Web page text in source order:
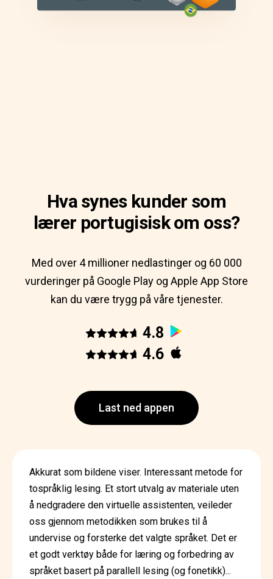
Hva synes kunder som
lærer portugisisk om oss?
Med over 4 millioner nedlastinger og 60 000
vurderinger på Google Play og Apple App Store
kan du være trygg på våre tjenester.
4.8
4.6
Last ned appen
Akkurat som bildene viser. Interessant metode for
tospråklig lesing. Et stort utvalg av materiale uten
å nedgradere den virtuelle assistenten, veileder
oss gjennom metodikken som brukes til å
undervise og forsterke det valgte språket. Det er
et godt verktøy både for læring og forbedring av
språket basert på parallell lesing (og fonetikk)...